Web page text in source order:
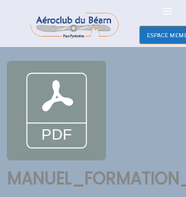
ESPACE